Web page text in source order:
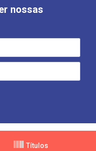
nossas
Títulos